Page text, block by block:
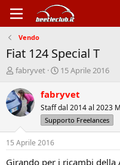
Vendo
Fiat 124 Special T
A
t
o
r
d
i
fabryvet
D
t
a
d
'
i
15 Aprile 2016
fabryvet
Staff dal 2014 al 2023
Supporto Freelances
15 Aprile 2016
Girando per i ricambi